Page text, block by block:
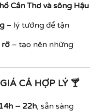
Cần Thơ và sông Hậu
– lý tưởng để tận
rỡ – tạo nên những
CẢ HỢP LÝ 🍸
– 22h, sẵn sàng